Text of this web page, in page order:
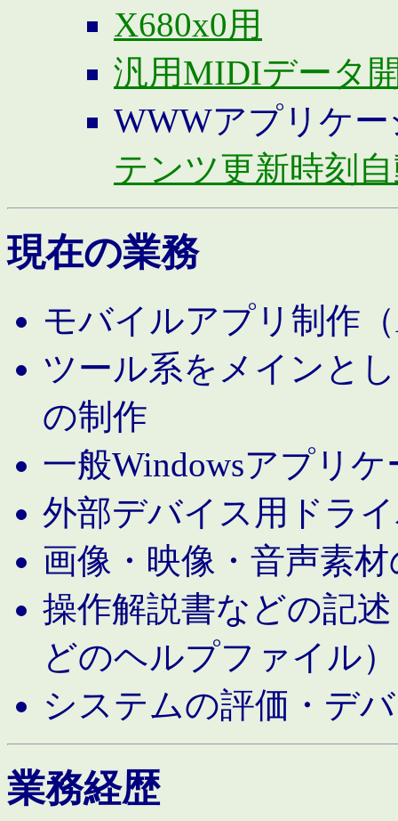
X680x0用
汎用MIDIデータ
WWWアプリケ
テンツ更新時刻
現在の業務
モバイルアプリ制作
ツール系をメインと
の制作
一般Windowsアプリ
外部デバイス用ドラ
画像・映像・音声素
操作解説書などの記
どのヘルプファイル）
システムの評価・デ
業務経歴